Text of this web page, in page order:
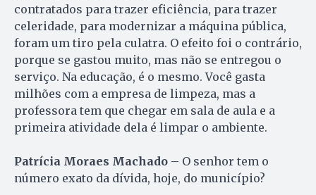
contratados para trazer eficiência, para trazer
celeridade, para modernizar a máquina pública,
foram um tiro pela culatra. O efeito foi o contrário,
porque se gastou muito, mas não se entregou o
serviço. Na educação, é o mesmo. Você gasta
milhões com a empresa de limpeza, mas a
professora tem que chegar em sala de aula e a
primeira atividade dela é limpar o ambiente.
Patrícia Moraes Machado – O senhor tem o
número exato da dívida, hoje, do município?